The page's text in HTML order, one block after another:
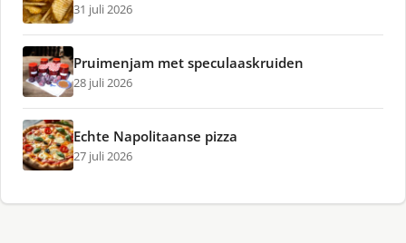
31 juli 2026
Pruimenjam met speculaaskruiden
28 juli 2026
Echte Napolitaanse pizza
27 juli 2026